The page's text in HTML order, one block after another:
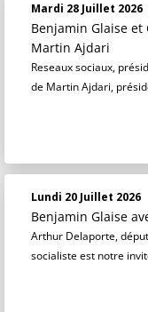
Mardi 28 Juillet 2026
Benjamin Glaise et
Martin Ajdari
Reseaux sociaux,
de Martin Ajdari,
Lundi 20 Juillet 2026
Benjamin Glaise
Arthur Delaporte,
socialiste est notre